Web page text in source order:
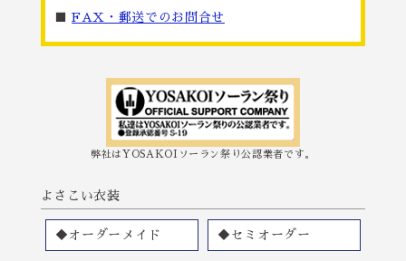
■FAX・郵送でのお問合せ
弊社はYOSAKOIソーラン祭り公認業者です。
よさこい衣装
◆オーダーメイド ◆セミオーダー